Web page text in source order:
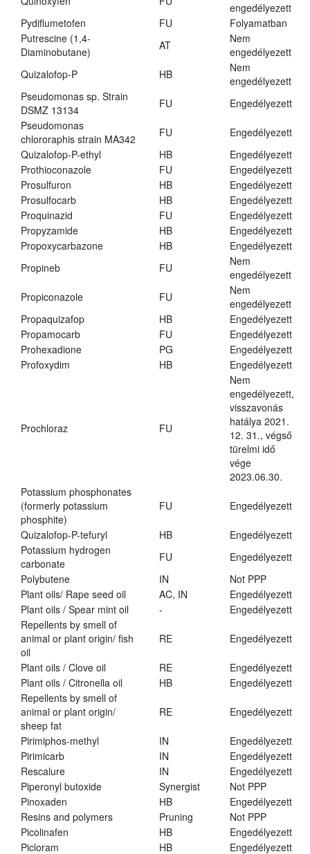
engedélyezett
Pydiflumetofen
FU
Folyamatban
Putrescine (1,4-
Diaminobutane)
AT
Nem
engedélyezett
Quizalofop-P
HB
Nem
engedélyezett
Pseudomonas sp. Strain
DSMZ 13134
FU
Engedélyezett
Pseudomonas
chlororaphis strain MA342
FU
Engedélyezett
Quizalofop-P-ethyl
HB
Engedélyezett
Prothioconazole
FU
Engedélyezett
Prosulfuron
HB
Engedélyezett
Prosulfocarb
HB
Engedélyezett
Proquinazid
FU
Engedélyezett
Propyzamide
HB
Engedélyezett
Propoxycarbazone
HB
Engedélyezett
Propineb
FU
Nem
engedélyezett
Propiconazole
FU
Nem
engedélyezett
Propaquizafop
HB
Engedélyezett
Propamocarb
FU
Engedélyezett
Prohexadione
PG
Engedélyezett
Profoxydim
HB Engedélyezett
Prochloraz FU
Nem
engedélyezett,
visszavonás
hatálya 2021.
12. 31., végső
türelmi idő
vége
2023.06.30.
Potassium phosphonates
(formerly potassium
phosphite)
FU Engedélyezett
Quizalofop-P-tefuryl HB
Engedélyezett
Potassium hydrogen
carbonate
FU
Engedélyezett
Polybutene
IN
Not PPP
Plant oils/ Rape seed oil
AC, IN
Engedélyezett
Plant oils / Spear mint oil
-
Engedélyezett
Repellents by smell of
animal or plant origin/ fish
oil
RE Engedélyezett
Plant oils / Clove oil RE
Engedélyezett
Plant oils / Citronella oil
HB
Engedélyezett
Repellents by smell of
animal or plant origin/
sheep fat
RE Engedélyezett
Pirimiphos-methyl IN
Engedélyezett
Pirimicarb
IN
Engedélyezett
Rescalure
IN
Engedélyezett
Piperonyl butoxide
Synergist
Not PPP
Pinoxaden
HB
Engedélyezett
Resins and polymers
Pruning
Not PPP
Picolinafen
HB
Engedélyezett
Picloram
HB
Engedélyezett